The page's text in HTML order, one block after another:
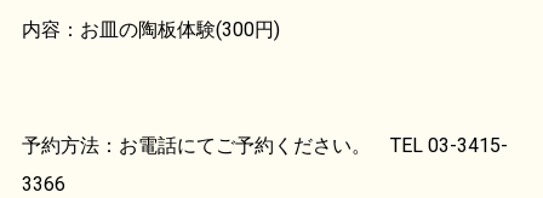
内容：お皿の陶板体験(300円)
予約方法：お電話にてご予約ください。 TEL 03-3415-
3366